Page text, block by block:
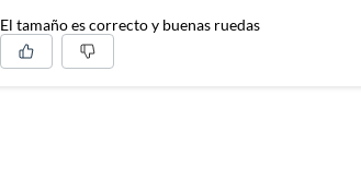
El tamaño es correcto y buenas ruedas